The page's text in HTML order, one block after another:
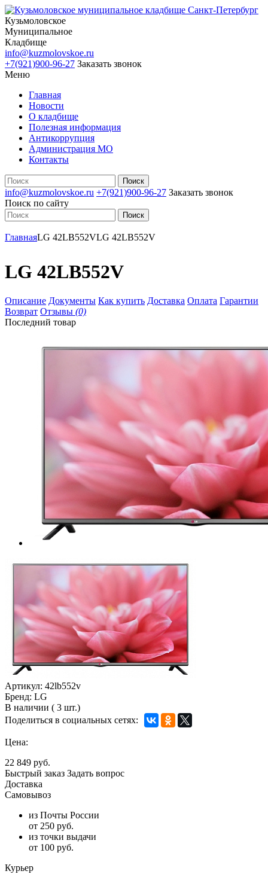
Кузьмоловское
Муниципальное
Кладбище
info@kuzmolovskoe.ru
+7(921)900-96-27 Заказать звонок
Меню
Главная
Новости
О кладбище
Полезная информация
Антикоррупция
Администрация МО
Контакты
info@kuzmolovskoe.ru +7(921)900-96-27 Заказать звонок
Поиск по сайту
ГлавнаяLG 42LB552VLG 42LB552V
LG 42LB552V
Описание Документы Как купить Доставка Оплата Гарантии
Возврат Отзывы (0)
Последний товар
Артикул: 42lb552v
Бренд: LG
В наличии ( 3 шт.)
Поделиться в социальных сетях:
Цена:
22 849 руб.
Быстрый заказ Задать вопрос
Доставка
Самовывоз
из Почты России
от 250 руб.
из точки выдачи
от 100 руб.
Курьер